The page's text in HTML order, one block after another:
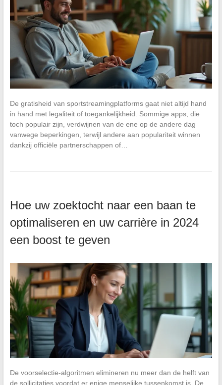
De gratisheid van sportstreamingplatforms gaat niet altijd hand
in hand met legaliteit of toegankelijkheid. Sommige apps, die
toch populair zijn, verdwijnen van de ene op de andere dag
vanwege beperkingen, terwijl andere aan populariteit winnen
dankzij officiële partnerschappen of…
Hoe uw zoektocht naar een baan te
optimaliseren en uw carrière in 2024
een boost te geven
De voorselectie-algoritmen elimineren nu meer dan de helft van
de sollicitaties voordat er enige menselijke tussenkomst is. De